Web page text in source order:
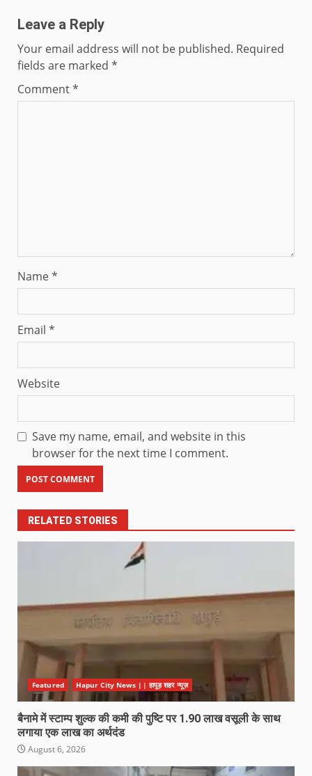
Leave a Reply
Your email address will not be published. Required
fields are marked *
Comment*
Name*
Email *
Website
Save my name, email, and website in this
browser for the next time I comment.
RELATED STORIES
Featured Hapur City News || हापुड़ शहर न्यूज़
बैनामे में स्टाम्प शुल्क की कमी की पुष्टि पर 1.90 लाख वसूली के साथ
लगाया एक लाख का अर्थदंड
August 6, 2026